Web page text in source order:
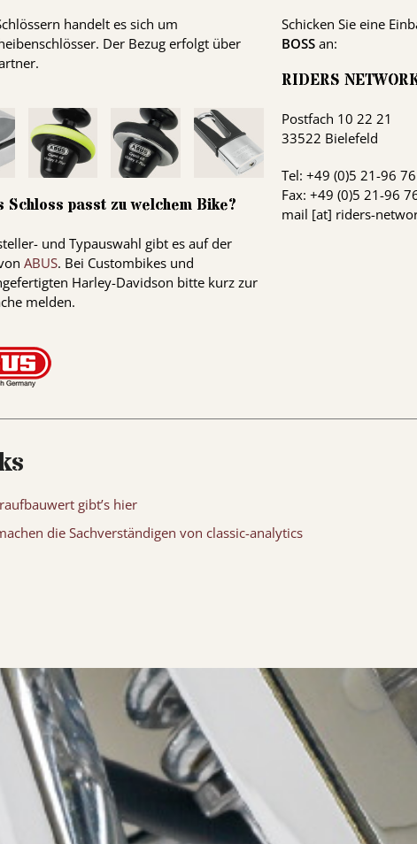
handelt es sich um
Der Bezug erfolgt über
Schloss passt zu welchem Bike?
und Typauswahl gibt es auf der
ABUS. Bei Custombikes und
Harley-Davidson bitte kurz zur
melden.
Schicken Sie eine
BOSS an:
RIDERS
Postfach 10 22 21
33522 Bielefeld
Tel: +49 (0)5 21-96
Fax: +49 (0)5 21-96
mail [at] riders-
gibt’s hier
die Sachverständigen von classic-analytics